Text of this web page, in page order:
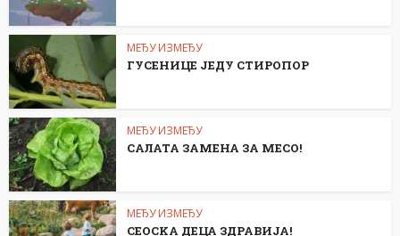
МЕЂУ ИЗМЕЂУ
ГУСЕНИЦЕ ЈЕДУ СТИРОПОР
МЕЂУ ИЗМЕЂУ
САЛАТА ЗАМЕНА ЗА МЕСО!
МЕЂУ ИЗМЕЂУ
СЕОСKА ДЕЦА ЗДРАВИЈА!